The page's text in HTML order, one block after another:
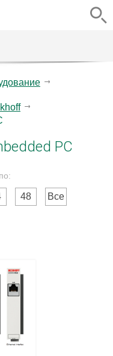
PC
48 Все